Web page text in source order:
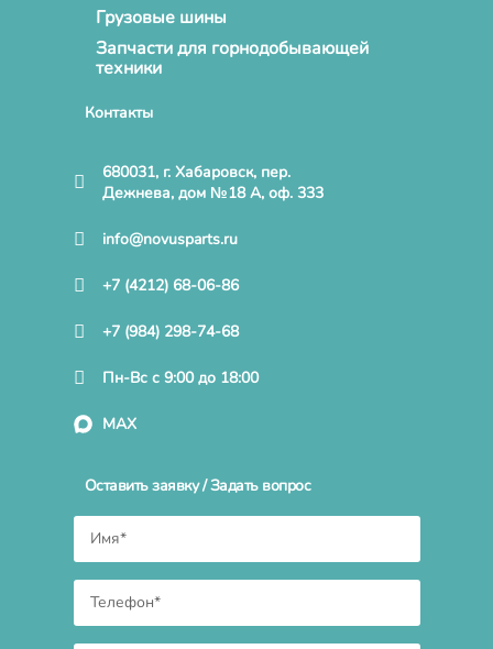
Грузовые шины
Запчасти для горнодобывающей
техники
Контакты
680031, г. Хабаровск, пер.
Дежнева, дом №18 А, оф. 333
info@novusparts.ru
+7 (4212) 68-06-86
+7 (984) 298-74-68
Пн-Вс с 9:00 до 18:00
MAX
Оставить заявку / Задать вопрос